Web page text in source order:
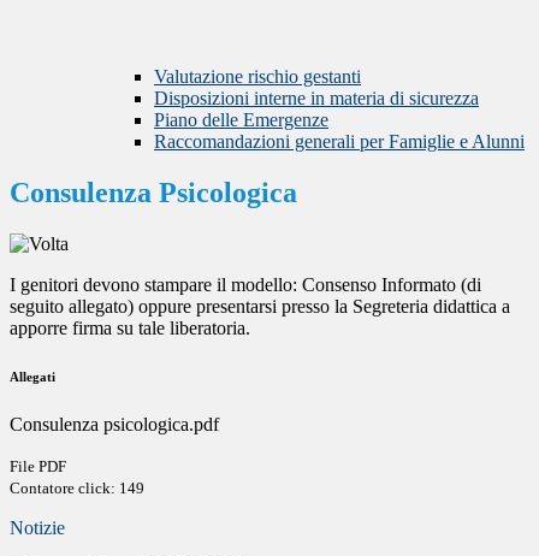
Valutazione rischio gestanti
Disposizioni interne in materia di sicurezza
Piano delle Emergenze
Raccomandazioni generali per Famiglie e Alunni
Consulenza Psicologica
I genitori devono stampare il modello: Consenso Informato (di
seguito allegato) oppure presentarsi presso la Segreteria didattica a
apporre firma su tale liberatoria.
Allegati
Consulenza psicologica.pdf
File PDF
Contatore click: 149
Notizie